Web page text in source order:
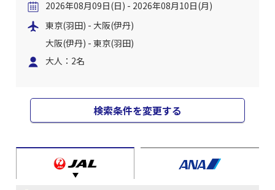
2026年08月09日(日) - 2026年08月10日(月)
東京(羽田) - 大阪(伊丹)
大阪(伊丹) - 東京(羽田)
大人：2名
検索条件を変更する